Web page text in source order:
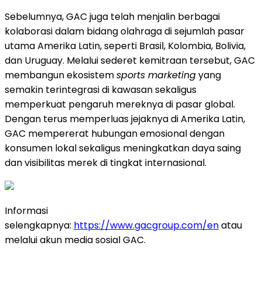
Sebelumnya, GAC juga telah menjalin berbagai
kolaborasi dalam bidang olahraga di sejumlah pasar
utama Amerika Latin, seperti Brasil, Kolombia, Bolivia,
dan Uruguay. Melalui sederet kemitraan tersebut, GAC
membangun ekosistemsports marketingyang
semakin terintegrasi di kawasan sekaligus
memperkuat pengaruh mereknya di pasar global.
Dengan terus memperluas jejaknya di Amerika Latin,
GAC mempererat hubungan emosional dengan
konsumen lokal sekaligus meningkatkan daya saing
dan visibilitas merek di tingkat internasional.
Informasi
selengkapnya: https://www.gacgroup.com/enatau
melalui akun media sosial GAC.